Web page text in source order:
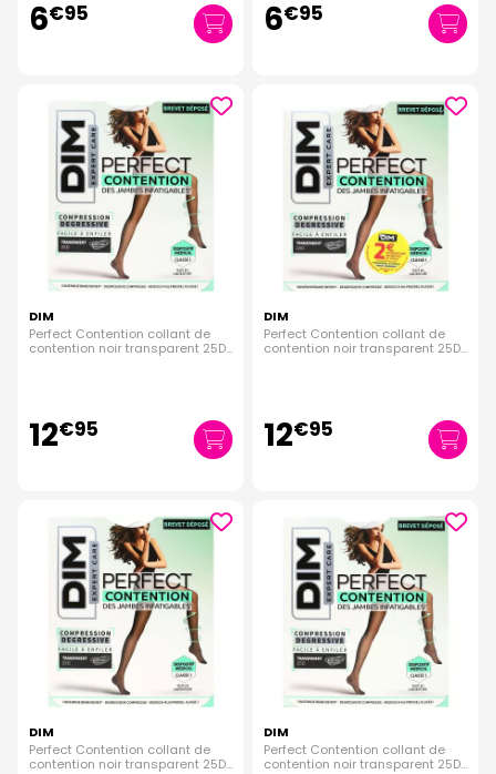
6€95 6€95
DIM
Perfect Contention collant de
contention noir transparent 25D
12€95
DIM
Perfect Contention collant de
contention noir transparent 25D
12€95
DIM
Perfect Contention collant de
contention noir transparent 25D
DIM
Perfect Contention collant de
contention noir transparent 25D